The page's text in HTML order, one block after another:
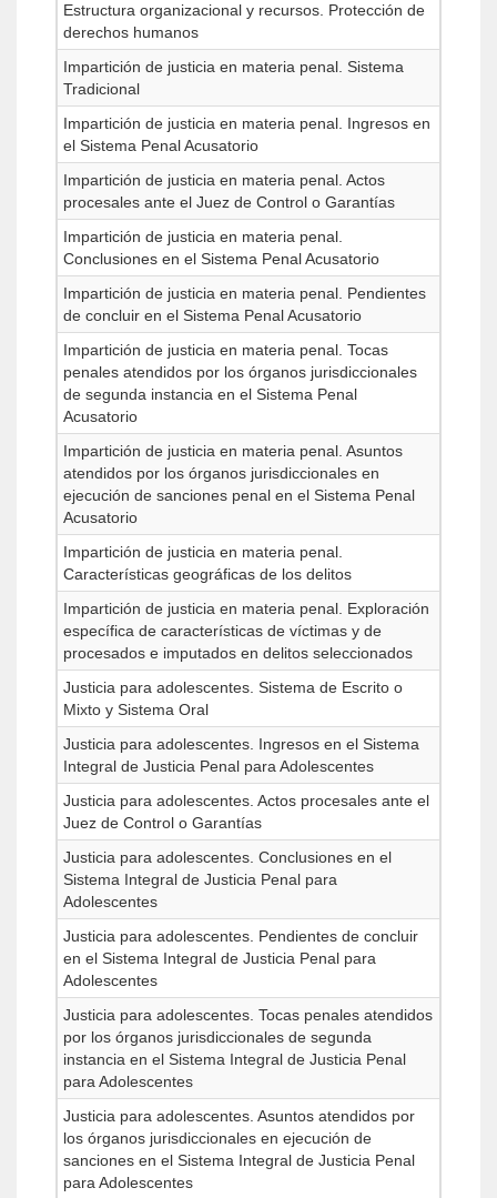
Estructura organizacional y recursos. Protección de
derechos humanos
Impartición de justicia en materia penal. Sistema
Tradicional
Impartición de justicia en materia penal. Ingresos en
el Sistema Penal Acusatorio
Impartición de justicia en materia penal. Actos
procesales ante el Juez de Control o Garantías
Impartición de justicia en materia penal.
Conclusiones en el Sistema Penal Acusatorio
Impartición de justicia en materia penal. Pendientes
de concluir en el Sistema Penal Acusatorio
Impartición de justicia en materia penal. Tocas
penales atendidos por los órganos jurisdiccionales
de segunda instancia en el Sistema Penal
Acusatorio
Impartición de justicia en materia penal. Asuntos
atendidos por los órganos jurisdiccionales en
ejecución de sanciones penal en el Sistema Penal
Acusatorio
Impartición de justicia en materia penal.
Características geográficas de los delitos
Impartición de justicia en materia penal. Exploración
específica de características de víctimas y de
procesados e imputados en delitos seleccionados
Justicia para adolescentes. Sistema de Escrito o
Mixto y Sistema Oral
Justicia para adolescentes. Ingresos en el Sistema
Integral de Justicia Penal para Adolescentes
Justicia para adolescentes. Actos procesales ante el
Juez de Control o Garantías
Justicia para adolescentes. Conclusiones en el
Sistema Integral de Justicia Penal para
Adolescentes
Justicia para adolescentes. Pendientes de concluir
en el Sistema Integral de Justicia Penal para
Adolescentes
Justicia para adolescentes. Tocas penales atendidos
por los órganos jurisdiccionales de segunda
instancia en el Sistema Integral de Justicia Penal
para Adolescentes
Justicia para adolescentes. Asuntos atendidos por
los órganos jurisdiccionales en ejecución de
sanciones en el Sistema Integral de Justicia Penal
para Adolescentes